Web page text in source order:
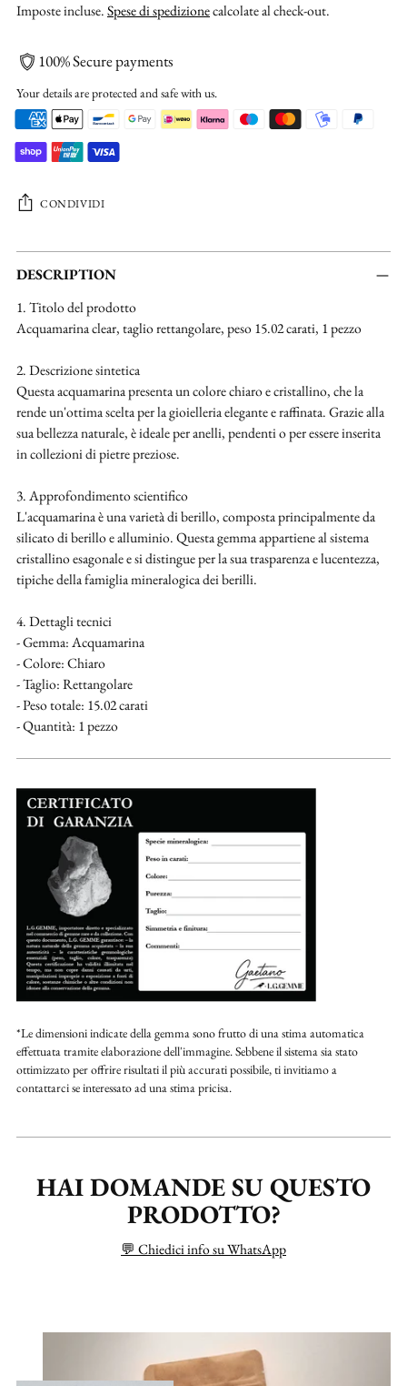
Imposte incluse.Spese di spedizionecalcolate al check-out.
100% Secure payments
Your details are protected and safe with us.
CONDIVIDI
Aggiungere
un
al
carrello...
DESCRIPTION
1. Titolo del prodotto
Acquamarina clear, taglio rettangolare, peso 15.02 carati, 1 pezzo
2. Descrizione sintetica
Questa acquamarina presenta un colore chiaro e cristallino, che la
rende un'ottima scelta per la gioielleria elegante e raffinata. Grazie alla
sua bellezza naturale, è ideale per anelli, pendenti o per essere inserita
in collezioni di pietre preziose.
3. Approfondimento scientifico
L'acquamarina è una varietà di berillo, composta principalmente da
silicato di berillo e alluminio. Questa gemma appartiene al sistema
cristallino esagonale e si distingue per la sua trasparenza e lucentezza,
tipiche della famiglia mineralogica dei berilli.
4. Dettagli tecnici
- Gemma: Acquamarina
- Colore: Chiaro
- Taglio: Rettangolare
- Peso totale: 15.02 carati
- Quantità: 1 pezzo
*Le dimensioni indicate della gemma sono frutto di una stima automatica
effettuata tramite elaborazione dell'immagine. Sebbene il sistema sia stato
ottimizzato per offrire risultati il più accurati possibile, ti invitiamo a
contattarci se interessato ad una stima pricisa.
HAI DOMANDE SU QUESTO
PRODOTTO?
💬 Chiedici info su WhatsApp